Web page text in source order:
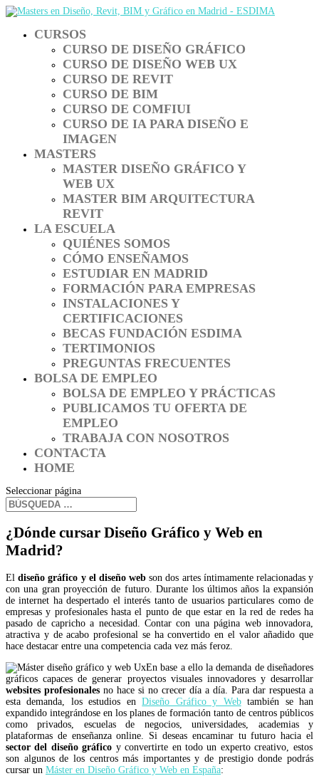
CURSOS
CURSO DE DISEÑO GRÁFICO
CURSO DE DISEÑO WEB UX
CURSO DE REVIT
CURSO DE BIM
CURSO DE COMFIUI
CURSO DE IA PARA DISEÑO E
IMAGEN
MASTERS
MASTER DISEÑO GRÁFICO Y
WEB UX
MASTER BIM ARQUITECTURA
REVIT
LA ESCUELA
QUIÉNES SOMOS
CÓMO ENSEÑAMOS
ESTUDIAR EN MADRID
FORMACIÓN PARA EMPRESAS
INSTALACIONES Y
CERTIFICACIONES
BECAS FUNDACIÓN ESDIMA
TERTIMONIOS
PREGUNTAS FRECUENTES
BOLSA DE EMPLEO
BOLSA DE EMPLEO Y PRÁCTICAS
PUBLICAMOS TU OFERTA DE
EMPLEO
TRABAJA CON NOSOTROS
CONTACTA
HOME
Seleccionar página
¿Dónde cursar Diseño Gráfico y Web en
Madrid?
Eldiseño gráfico y el diseño web son dos artes íntimamente relacionadas y
con una gran proyección de futuro. Durante los últimos años la expansión
de internet ha despertado el interés tanto de usuarios particulares como de
empresas y profesionales hasta el punto de que estar en la red de redes ha
pasado de capricho a necesidad. Contar con una página web innovadora,
atractiva y de acabo profesional se ha convertido en el valor añadido que
hace destacar entre una competencia cada vez más feroz.
En base a ello la demanda de diseñadores
gráficos capaces de generar proyectos visuales innovadores y desarrollar
websites profesionales no hace si no crecer día a día. Para dar respuesta a
esta demanda, los estudios enDiseño Gráfico y Webtambién se han
expandido integrándose en los planes de formación tanto de centros públicos
como privados, escuelas de negocios, universidades, academias y
plataformas de enseñanza online. Si deseas encaminar tu futuro hacia el
sector del diseño gráfico y convertirte en todo un experto creativo, estos
son algunos de los centros más importantes y de prestigio donde podrás
cursar un Máster en Diseño Gráfico y Web en España: